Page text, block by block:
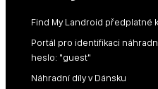
Find My Landroid předplatné
Portál pro identifikaci
heslo: "guest"
Náhradní díly v Dánsku